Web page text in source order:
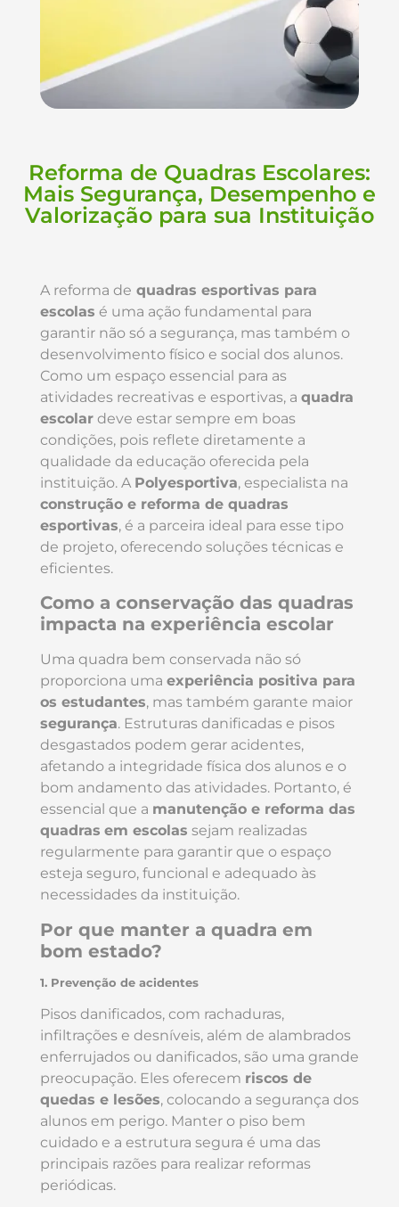
Reforma de Quadras Escolares:
Mais Segurança, Desempenho e
Valorização para sua Instituição
A reforma de quadras esportivas para
escolas é uma ação fundamental para
garantir não só a segurança, mas também o
desenvolvimento físico e social dos alunos.
Como um espaço essencial para as
atividades recreativas e esportivas, a quadra
escolardeve estar sempre em boas
condições, pois reflete diretamente a
qualidade da educação oferecida pela
instituição. A Polyesportiva, especialista na
construção e reforma de quadras
esportivas, é a parceira ideal para esse tipo
de projeto, oferecendo soluções técnicas e
eficientes.
Como a conservação das quadras
impacta na experiência escolar
Uma quadra bem conservada não só
proporciona uma experiência positiva para
os estudantes, mas também garante maior
segurança. Estruturas danificadas e pisos
desgastados podem gerar acidentes,
afetando a integridade física dos alunos e o
bom andamento das atividades. Portanto, é
essencial que a manutenção e reforma das
quadras em escolas sejam realizadas
regularmente para garantir que o espaço
esteja seguro, funcional e adequado às
necessidades da instituição.
Por que manter a quadra em
bom estado?
1. Prevenção de acidentes
Pisos danificados, com rachaduras,
infiltrações e desníveis, além de alambrados
enferrujados ou danificados, são uma grande
preocupação. Eles oferecem riscos de
quedas e lesões, colocando a segurança dos
alunos em perigo. Manter o piso bem
cuidado e a estrutura segura é uma das
principais razões para realizar reformas
periódicas.